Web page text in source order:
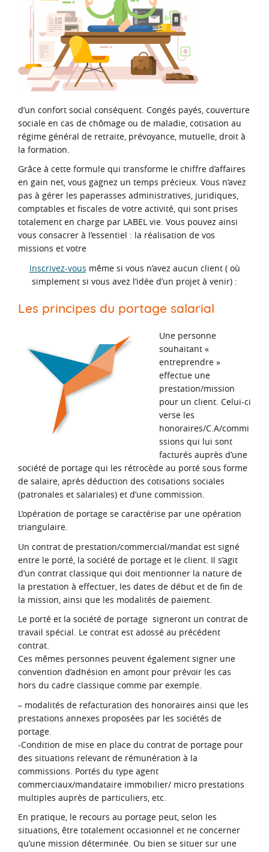
d’un confort social conséquent. Congés payés, couverture
sociale en cas de chômage ou de maladie, cotisation au
régime général de retraite, prévoyance, mutuelle, droit à
la formation.
Grâce à cette formule qui transforme le chiffre d’affaires
en gain net, vous gagnez un temps précieux. Vous n’avez
pas à gérer les paperasses administratives, juridiques,
comptables et fiscales de votre activité, qui sont prises
totalement en charge par LABEL vie. Vous pouvez ainsi
vous consacrer à l’essentiel : la réalisation de vos
missions et votre
Inscrivez-vous même si vous n’avez aucun client ( où
simplement si vous avez l’idée d’un projet à venir) :
Les principes du portage salarial
Une personne
souhaitant «
entreprendre »
effectue une
prestation/mission
pour un client. Celui-ci
verse les
honoraires/C.A/commi
ssions qui lui sont
facturés auprès d’une
société de portage qui les rétrocède au porté sous forme
de salaire, après déduction des cotisations sociales
(patronales et salariales) et d’une commission.
L’opération de portage se caractérise par une opération
triangulaire.
Un contrat de prestation/commercial/mandat est signé
entre le porté, la société de portage et le client. Il s’agit
d’un contrat classique qui doit mentionner la nature de
la prestation à effectuer, les dates de début et de fin de
la mission, ainsi que les modalités de paiement.
Le porté et la société de portage signeront un contrat de
travail spécial. Le contrat est adossé au précédent
contrat.
Ces mêmes personnes peuvent également signer une
convention d’adhésion en amont pour prévoir les cas
hors du cadre classique comme par exemple.
– modalités de refacturation des honoraires ainsi que les
prestations annexes proposées par les sociétés de
portage.
-Condition de mise en place du contrat de portage pour
des situations relevant de rémunération à la
commissions. Portés du type agent
commerciaux/mandataire immobilier/ micro prestations
multiples auprès de particuliers, etc.
En pratique, le recours au portage peut, selon les
situations, être totalement occasionnel et ne concerner
qu’une mission déterminée. Ou bien se situer sur une